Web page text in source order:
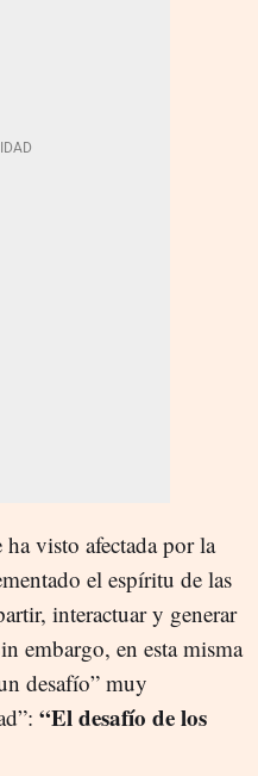
ha visto afectada por la
el espíritu de las
interactuar y generar
embargo, en esta misma
desafío” muy
“El desafío de los